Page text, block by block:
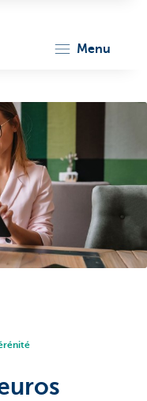
menu